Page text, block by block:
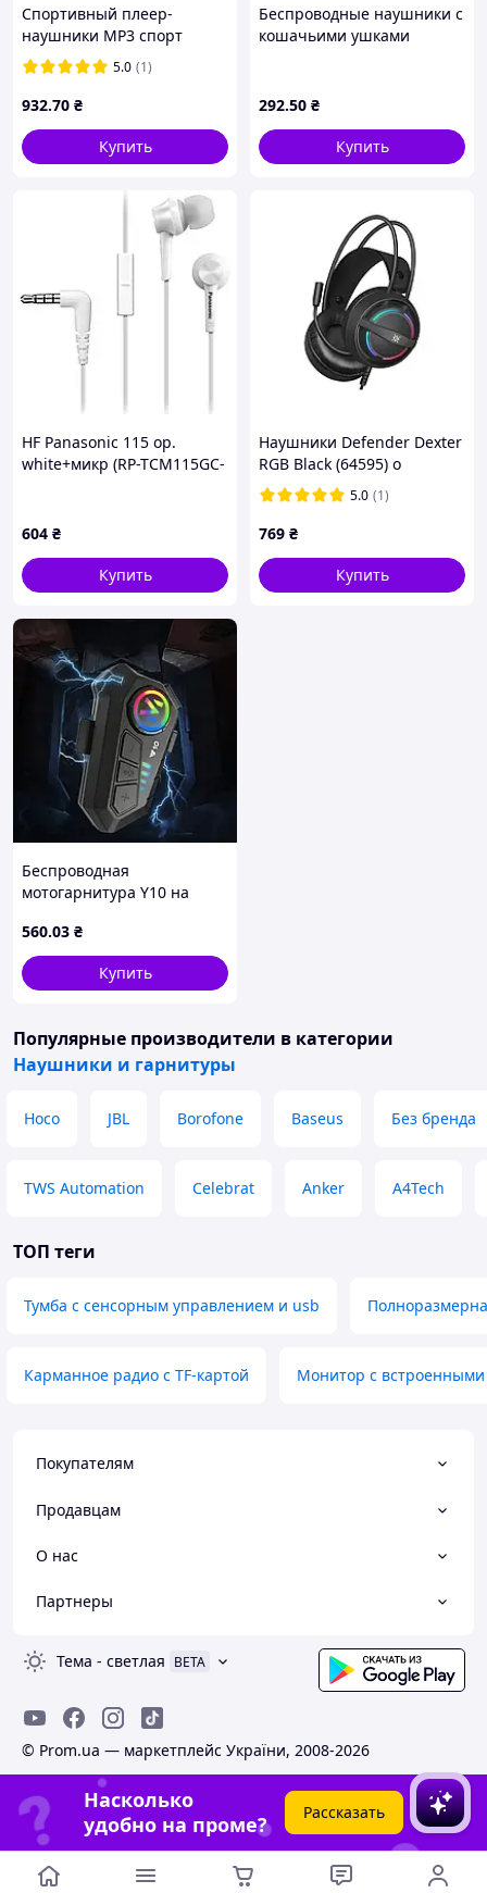
Спортивный плеер-
наушники MP3 спорт
ONLENY (наушники) PTR
5.0 (1)
932.70 ₴
Купить
Беспроводные наушники с
кошачьими ушками
292.50 ₴
Купить
HF Panasonic 115 ор.
white+микр (RP-TCM115GC-
604 ₴
Купить
Наушники Defender Dexter
RGB Black (64595) o
5.0 (1)
769 ₴
Купить
Беспроводная
мотогарнитура Y10 на
560.03 ₴
Купить
Популярные производители в категории
Наушники и гарнитуры
Hoco JBL Borofone Baseus Без бренда
TWS Automation Celebrat Anker A4Tech
ТОП теги
Тумба с сенсорным управлением и usb
Карманное радио с TF-картой Монитор с встроенными
Покупателям
Продавцам
О нас
Партнеры
Тема - светлая BETA
© Prom.ua — маркетплейс України, 2008-2026
Насколько
удобно на проме?
Рассказать